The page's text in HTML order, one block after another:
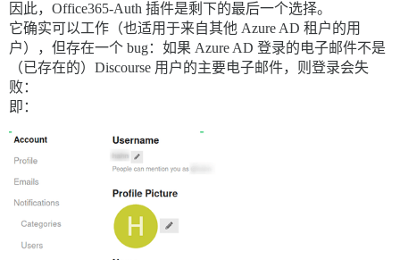
因此，Office365-Auth 插件是剩下的最后一个选择。
它确实可以工作（也适用于来自其他 Azure AD 租户的用
户），但存在一个 bug：如果 Azure AD 登录的电子邮件不是
（已存在的）Discourse 用户的主要电子邮件，则登录会失
败：
即：